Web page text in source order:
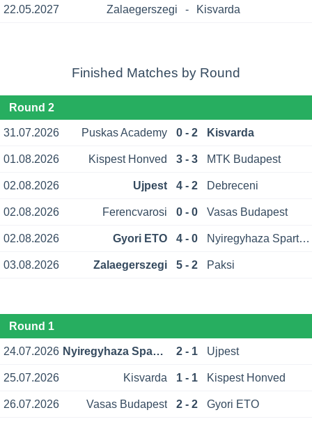
22.05.2027 Zalaegerszegi - Kisvarda
Finished Matches by Round
Round 2
31.07.2026 Puskas Academy 0 - 2 Kisvarda
01.08.2026 Kispest Honved 3 - 3 MTK Budapest
02.08.2026 Ujpest 4 - 2 Debreceni
02.08.2026 Ferencvarosi 0 - 0 Vasas Budapest
02.08.2026 Gyori ETO 4 - 0 Nyiregyhaza Spartacus
03.08.2026 Zalaegerszegi 5 - 2 Paksi
Round 1
24.07.2026 Nyiregyhaza Spartacus 2 - 1 Ujpest
25.07.2026 Kisvarda 1 - 1 Kispest Honved
26.07.2026 Vasas Budapest 2 - 2 Gyori ETO